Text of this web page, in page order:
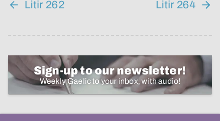
Litir 262 Litir 264
Sign-up to our newsletter!
Weekly Gaelic to your inbox, with audio!